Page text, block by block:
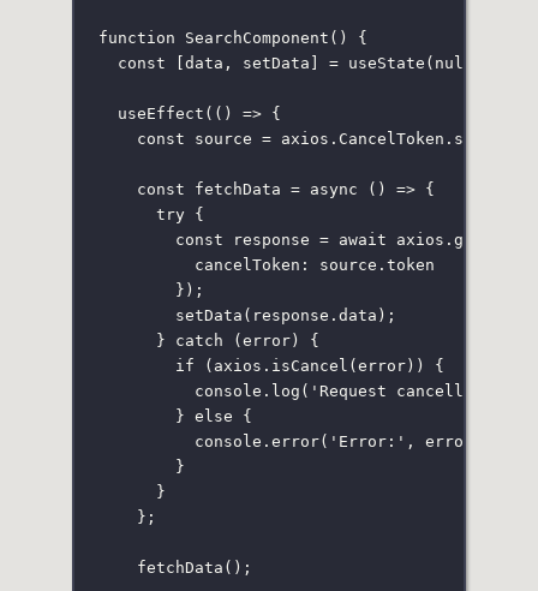
function SearchComponent () {
const [data, setData] = useState ( null
useEffect (() => {
const source = axios.CancelToken. source
const fetchData = async () => {
try {
const response = await axios. get
cancelToken :
source.token
});
setData (response.data);
} catch (error) {
if (axios. isCancel (error)) {
console. log ( ' Request cancelled:
} else {
console. error( ' Error: ' , error);
}
}
};
fetchData ();